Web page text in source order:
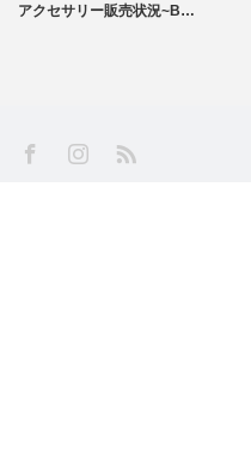
アクセサリー販売状況~B…
FacebookInstagram